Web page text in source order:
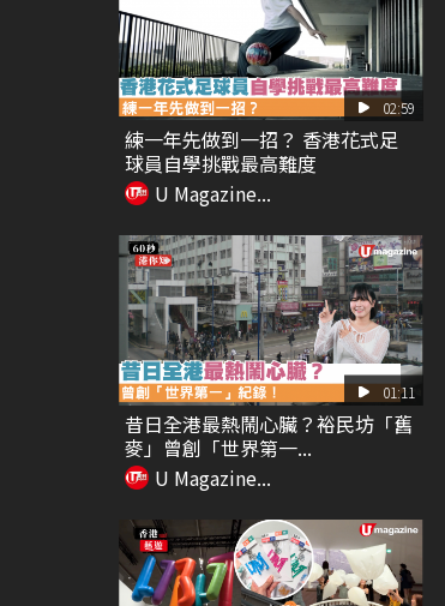
02:59
練一年先做到一招？ 香港花式足
球員自學挑戰最高難度
U Magazine...
01:11
昔日全港最熱鬧心臟？裕民坊「舊
麥」曾創「世界第一...
U Magazine...